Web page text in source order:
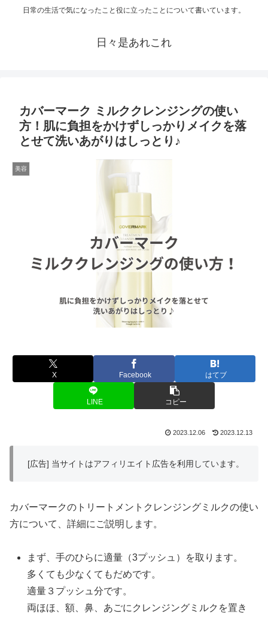
日常の生活で気になったこと役に立ったことについて書いています。
日々是あれこれ
カバーマーク ミルククレンジングの使い
方！肌に負担をかけずしっかりメイクを落
とせて洗いあがりはしっとり♪
美容
X Facebook はてブ
LINE コピー
2023.12.06 2023.12.13
[広告] 当サイトはアフィリエイト広告を利用しています。
カバーマークのトリートメントクレンジングミルクの使い
方について、詳細にご説明します。
まず、手のひらに適量（3プッシュ）を取ります。
多くても少なくてもだめです。
適量３プッシュ分です。
両ほほ、額、鼻、あごにクレンジングミルクを置き